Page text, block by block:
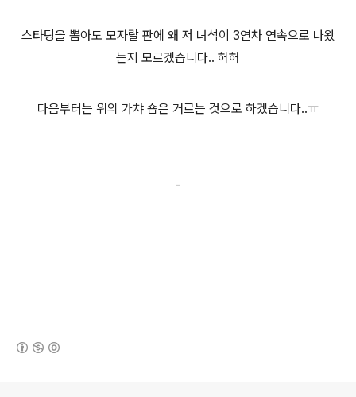
스타팅을 뽑아도 모자랄 판에 왜 저 녀석이 3연차 연속으로 나왔
는지 모르겠습니다.. 허허
다음부터는 위의 가챠 숍은 거르는 것으로 하겠습니다..ㅠ
-